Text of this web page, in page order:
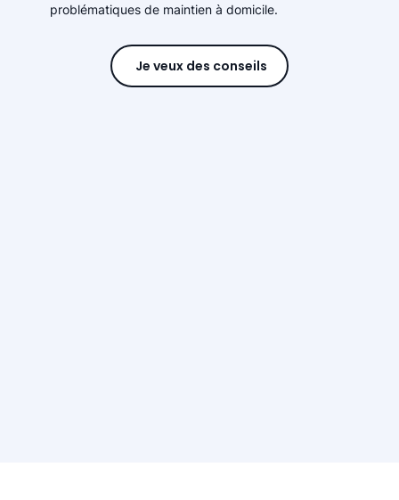
problématiques de maintien à domicile.
Je veux des conseils